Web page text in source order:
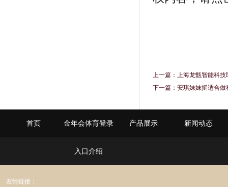
上一篇： 上海龙甑智能科
止插头和套头之间发生脱落
下一篇： 安琪妹妹挺适合做
首页 金年会体育登录
入口介绍
产品展示 新闻动态
友情链接：